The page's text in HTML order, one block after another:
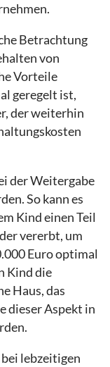
Betrachtung
von
Vorteile
geregelt ist,
der weiterhin
der Weitergabe
So kann es
Kind einen Teil
vererbt, um
Euro optimal
Kind die
Haus, das
dieser Aspekt in
lebzeitigen